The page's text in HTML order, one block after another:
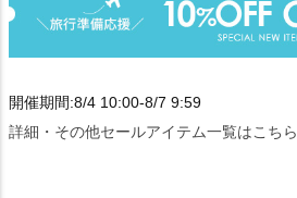
開催期間:8/4 10:00-8/7 9:59
詳細・その他セールアイテム一覧はこちら